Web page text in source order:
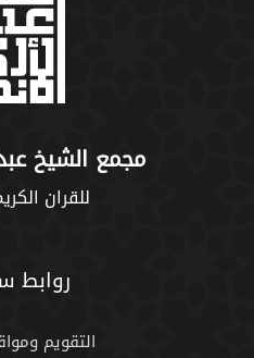
مجمع الشيخ
للقران
روابط
التقويم